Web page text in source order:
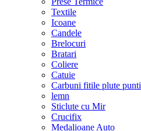
Textile
Icoane
Candele
Brelocuri
Bratari
Coliere
Catuie
Carbuni fitile plute punti
lemn
Sticlute cu Mir
Crucifix
Medalioane Auto